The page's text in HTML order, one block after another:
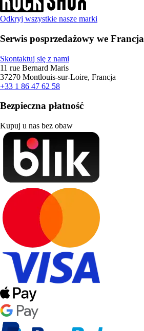
Odkryj wszystkie nasze marki
Serwis posprzedażowy we Francja
Skontaktuj się z nami
11 rue Bernard Maris
37270 Montlouis-sur-Loire, Francja
+33 1 86 47 62 58
Bezpieczna płatność
Kupuj u nas bez obaw